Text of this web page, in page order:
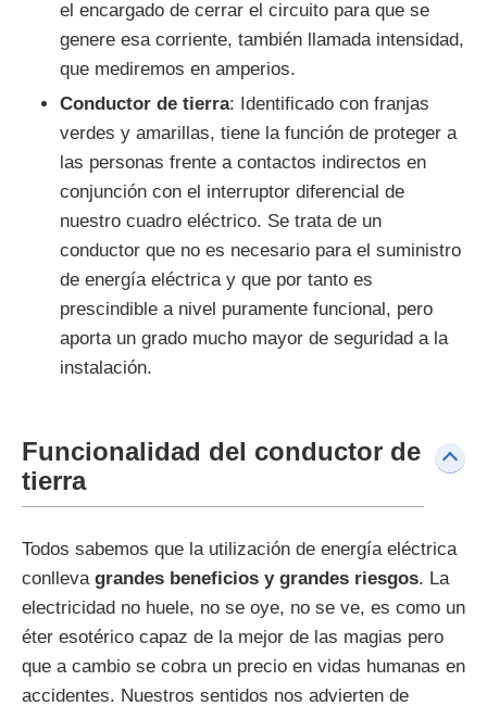
el encargado de cerrar el circuito para que se
genere esa corriente, también llamada intensidad,
que mediremos en amperios.
Conductor de tierra: Identificado con franjas
verdes y amarillas, tiene la función de proteger a
las personas frente a contactos indirectos en
conjunción con el interruptor diferencial de
nuestro cuadro eléctrico. Se trata de un
conductor que no es necesario para el suministro
de energía eléctrica y que por tanto es
prescindible a nivel puramente funcional, pero
aporta un grado mucho mayor de seguridad a la
instalación.
Funcionalidad del conductor de
tierra
Todos sabemos que la utilización de energía eléctrica
conllevagrandes beneficios y grandes riesgos. La
electricidad no huele, no se oye, no se ve, es como un
éter esotérico capaz de la mejor de las magias pero
que a cambio se cobra un precio en vidas humanas en
accidentes. Nuestros sentidos nos advierten de